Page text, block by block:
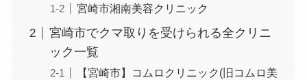
宮崎市湘南美容クリニック
宮崎市でクマ取りを受けられる全クリニ
ック一覧
【宮崎市】コムロクリニック(旧コムロ美